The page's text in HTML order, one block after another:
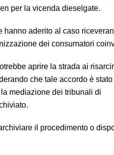
per la vicenda dieselgate.
aderito al caso
dei consumatori
aprire la strada ai
che tale accordo è
mediazione dei tribunali di
il procedimento o